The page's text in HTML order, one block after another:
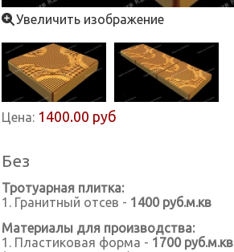
Увеличить изображение
Цена: 1400.00 руб
Без
Тротуарная плитка:
1. Гранитный отсев - 1400 руб.м.кв
Материалы для производства:
1. Пластиковая форма - 1700 руб.м.кв